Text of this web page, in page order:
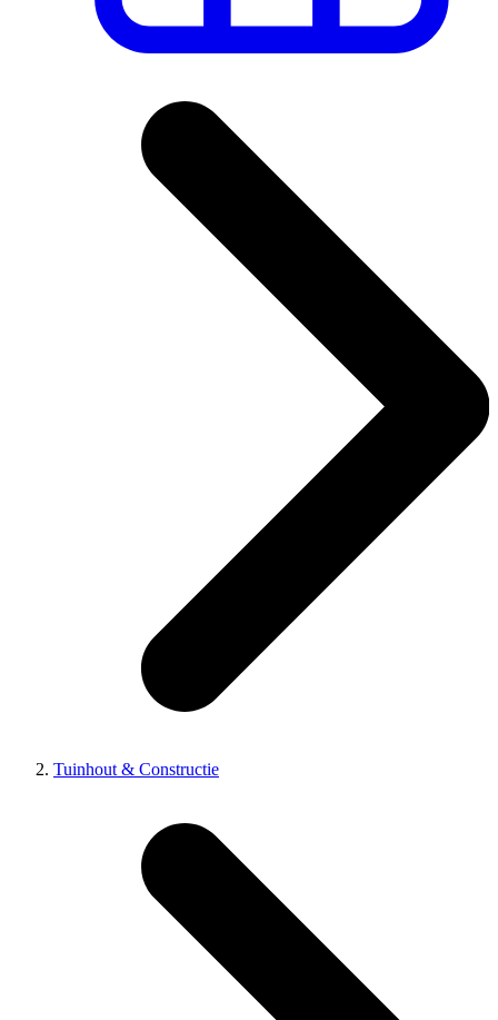
Tuinhout & Constructie